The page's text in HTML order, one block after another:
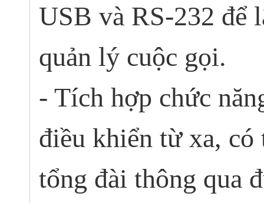
USB và RS-232 để
quản lý cuộc gọi.
- Tích hợp chức
điều khiển từ xa, có
tổng đài thông qua